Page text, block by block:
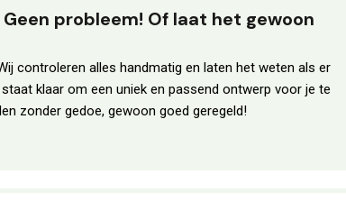
probleem! Of laat het gewoon
controleren alles handmatig en laten het weten als er
klaar om een uniek en passend ontwerp voor je te
zonder gedoe, gewoon goed geregeld!